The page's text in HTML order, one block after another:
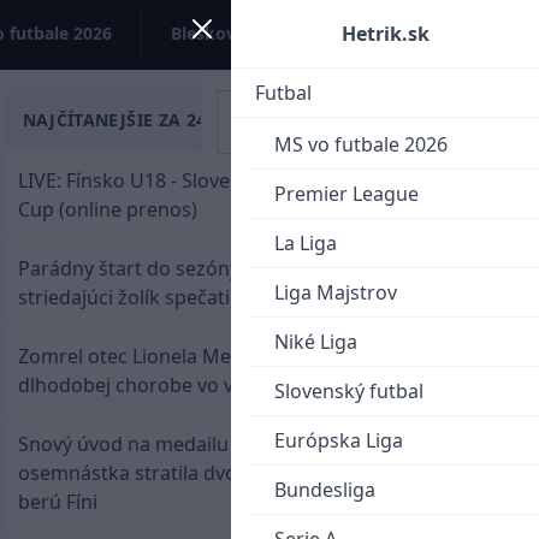
futbale 2026 Bleskovky Kontakt
Hetrik.sk
Futbal
MS vo futbale 2026
Premier League
La Liga
Liga Majstrov
Niké Liga
Slovenský futbal
Európska Liga
Bundesliga
NAJČÍTANEJŠIE ZA 24 HODÍN
LIVE: Fínsko U18 - Slovensko U18 / Hlinka-Gretzky
Cup (online prenos)
Parádny štart do sezóny: Rýchlik Boženík ako
striedajúci žolík spečatil postup Stoke
Zomrel otec Lionela Messiho. Jorge podľahol
dlhodobej chorobe vo veku 68 rokov
Snový úvod na medailu nestačil: Slovenská
osemnástka stratila dvojgólový náskok a bronz
berú Fíni